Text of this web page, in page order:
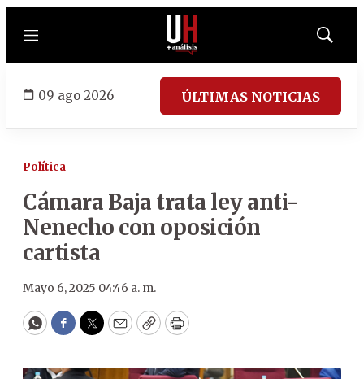
Menú
Mostrar
09 ago 2026 ÚLTIMAS NOTICIAS
Política
Cámara Baja trata ley anti-
Nenecho con oposición
cartista
Mayo 6, 2025 04:46 a. m.
WhatsApp
Facebook
Twitter
EmailCopyPrint